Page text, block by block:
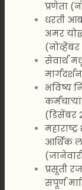
प्रणेता
धरती
अमर
(नोव्हेंबर
सेवार्थ
भविष्य
(डिसेंबर
आर्थिक
प्रसूती
संपूर्ण